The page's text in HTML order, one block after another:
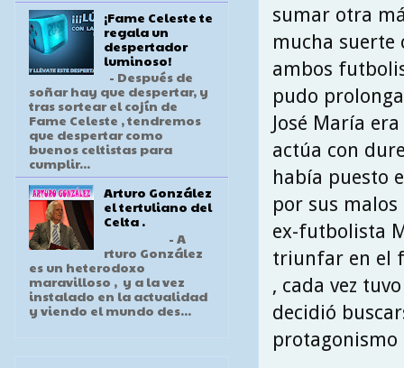
sumar otra
mucha suerte
ambos
pudo
José María
actúa con
había puesto
por sus
ex-futbolista
triunfar en el
, cada vez
decidió
protagonismo
¡Fame Celeste te
regala un
despertador
luminoso!
- Después de
soñar hay que despertar, y
tras sortear el cojín de
Fame Celeste , tendremos
que despertar como
buenos celtistas para
cumplir...
Arturo González
el tertuliano del
Celta .
- A
rturo González
es un heterodoxo
maravilloso , y a la vez
instalado en la actualidad
y viendo el mundo des...